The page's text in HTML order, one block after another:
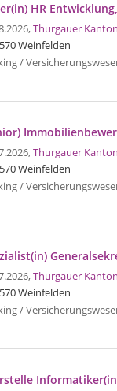
HR
Thurgauer
Weinfelden
/
Thurgauer
Weinfelden
/
Thurgauer
Weinfelden
/